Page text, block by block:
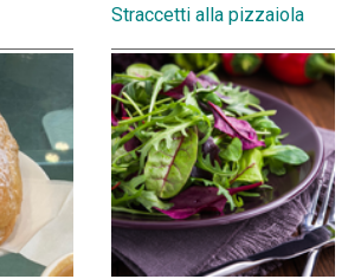
Straccetti alla pizzaiola